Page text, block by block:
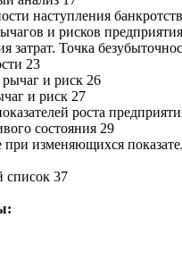
наступления
и рисков
затрат. Точка
23
и риск 26
и риск 27
роста
состояния 29
изменяющихся
список 37